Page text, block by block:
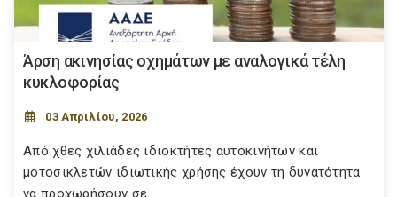
Άρση ακινησίας οχημάτων με αναλογικά τέλη
κυκλοφορίας
03 Απριλίου, 2026
Από χθες χιλιάδες ιδιοκτήτες αυτοκινήτων και
μοτοσικλετών ιδιωτικής χρήσης έχουν τη δυνατότητα
να προχωρήσουν σε...